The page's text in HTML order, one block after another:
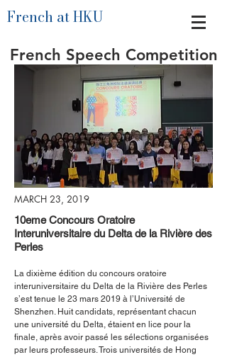
French at HKU
French Speech Competition
MARCH 23, 2019
10eme Concours Oratoire
Interuniversitaire du Delta de la Rivière des
Perles
La dixième édition du concours oratoire
interuniversitaire du Delta de la Rivière des Perles
s’est tenue le 23 mars 2019 à l’Université de
Shenzhen. Huit candidats, représentant chacun
une université du Delta, étaient en lice pour la
finale, après avoir passé les sélections organisées
par leurs professeurs. Trois universités de Hong